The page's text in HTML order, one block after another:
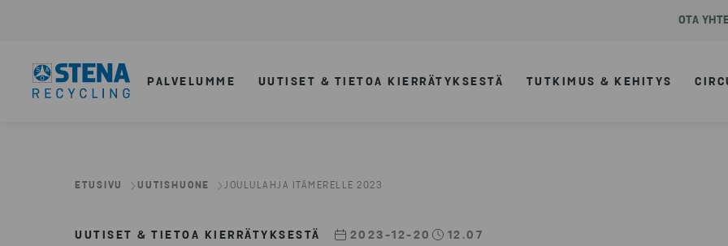
OTA
PALVELUMME UUTISET & TIETOA KIERRÄTYKSESTÄ TUTKIMUS & KEHITYS
ETUSIVU UUTISHUONE JOULULAHJA ITÄMERELLE 2023
UUTISET & TIETOA KIERRÄTYKSESTÄ 2023-12-20 12.07